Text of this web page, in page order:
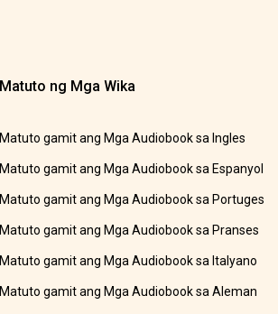
Matuto ng Mga Wika
Matuto gamit ang Mga Audiobook sa Ingles
Matuto gamit ang Mga Audiobook sa Espanyol
Matuto gamit ang Mga Audiobook sa Portuges
Matuto gamit ang Mga Audiobook sa Pranses
Matuto gamit ang Mga Audiobook sa Italyano
Matuto gamit ang Mga Audiobook sa Aleman